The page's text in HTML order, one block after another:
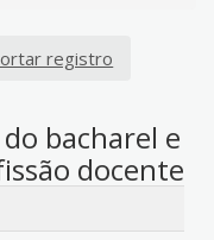
registro
bacharel e
docente